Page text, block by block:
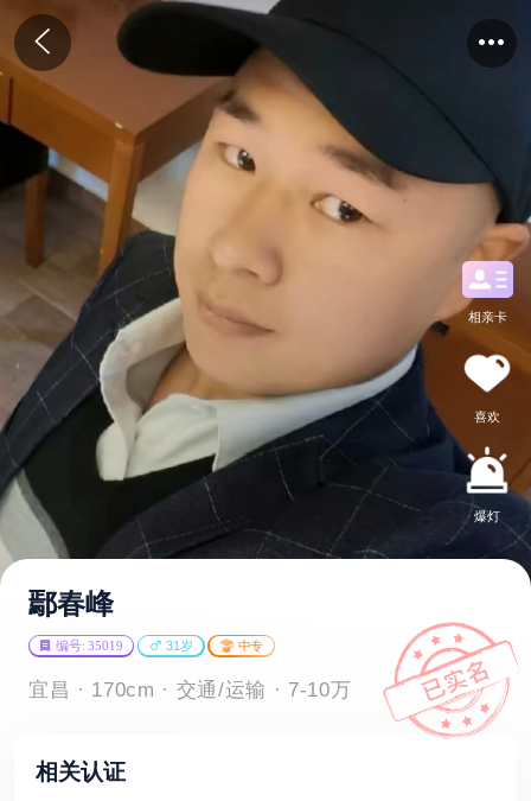
相亲卡
喜欢
爆灯
鄢春峰
编号: 35019 31岁 中专
宜昌 · 170cm · 交通/运输 · 7-10万
相关认证